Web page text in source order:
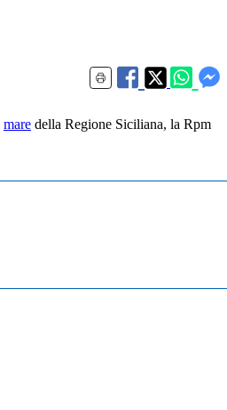
mare della Regione Siciliana, la Rpm